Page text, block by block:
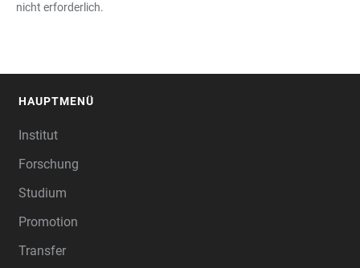
nicht erforderlich.
HAUPTMENÜ
Institut
Forschung
Studium
Promotion
Transfer